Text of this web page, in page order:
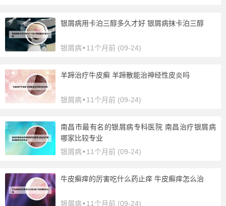
银屑病用卡泊三醇多久才好 银屑病抹卡泊三醇
银屑病•11个月前 (09-24)
羊蹄治疗牛皮癣 羊蹄散能治神经性皮炎吗
银屑病•11个月前 (09-24)
南昌市最有名的银屑病专科医院 南昌治疗银屑病
哪家比较专业
银屑病•11个月前 (09-24)
牛皮癣痒的厉害吃什么药止痒 牛皮癣痒怎么治
银屑病•11个月前 (09-24)